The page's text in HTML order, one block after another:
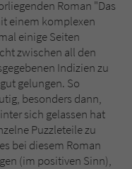
Roman "Das
einem komplexen
einige Seiten
zwischen all den
Indizien zu
gelungen. So
besonders dann,
sich gelassen hat
Puzzleteile zu
bei diesem Roman
(im positiven Sinn),